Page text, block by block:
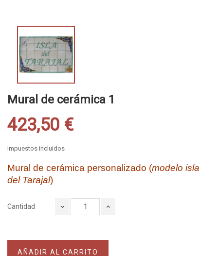
Mural de cerámica 1
423,50 €
Impuestos incluidos
Mural de cerámica personalizado (modelo isla
del Tarajal)
Cantidad
AÑADIR AL CARRITO